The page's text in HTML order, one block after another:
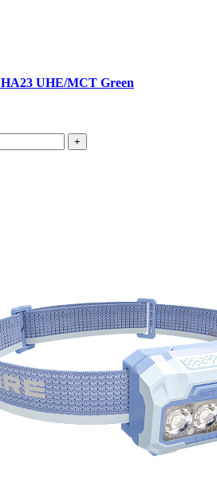
HA23 UHE/MCT Green
+